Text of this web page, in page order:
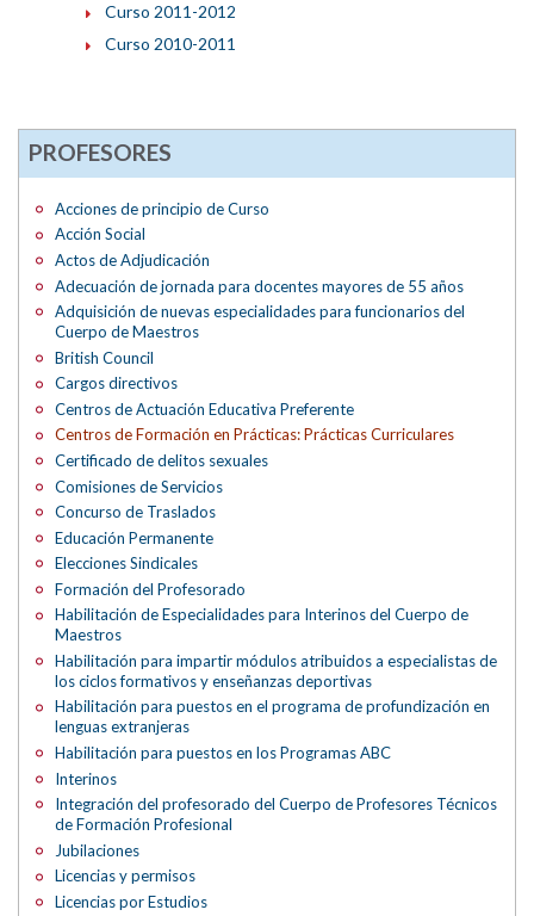
Curso 2011-2012
Curso 2010-2011
PROFESORES
Acciones de principio de Curso
Acción Social
Actos de Adjudicación
Adecuación de jornada para docentes mayores de 55 años
Adquisición de nuevas especialidades para funcionarios del
Cuerpo de Maestros
British Council
Cargos directivos
Centros de Actuación Educativa Preferente
Centros de Formación en Prácticas: Prácticas Curriculares
Certificado de delitos sexuales
Comisiones de Servicios
Concurso de Traslados
Educación Permanente
Elecciones Sindicales
Formación del Profesorado
Habilitación de Especialidades para Interinos del Cuerpo de
Maestros
Habilitación para impartir módulos atribuidos a especialistas de
los ciclos formativos y enseñanzas deportivas
Habilitación para puestos en el programa de profundización en
lenguas extranjeras
Habilitación para puestos en los Programas ABC
Interinos
Integración del profesorado del Cuerpo de Profesores Técnicos
de Formación Profesional
Jubilaciones
Licencias y permisos
Licencias por Estudios